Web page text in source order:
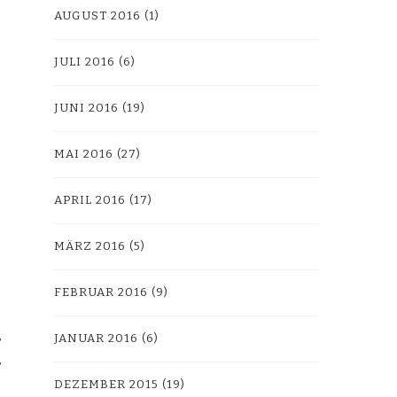
AUGUST 2016 (1)
JULI 2016 (6)
JUNI 2016 (19)
MAI 2016 (27)
APRIL 2016 (17)
MÄRZ 2016 (5)
FEBRUAR 2016 (9)
JANUAR 2016 (6)
DEZEMBER 2015 (19)